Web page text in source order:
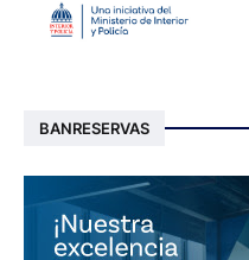
BANRESERVAS